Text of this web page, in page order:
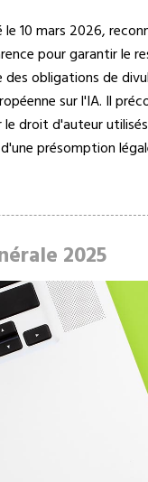
10 mars 2026,
pour garantir le
obligations de
sur l'IA. Il
droit d'auteur
présomption
2025